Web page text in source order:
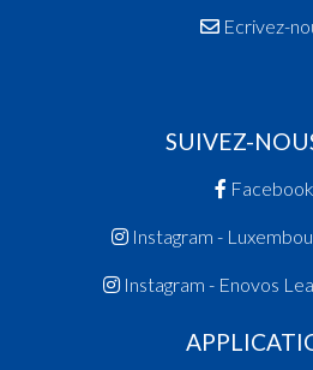
Ecrivez-
SUIVEZ-
Facebook
Instagram -
Instagram - Enovos